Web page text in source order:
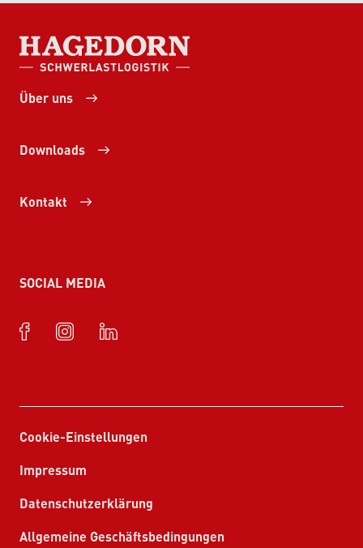
HAGEDORN SCHWERLASTLOGISTIK
Über uns
Downloads
Kontakt
SOCIAL MEDIA
Cookie-Einstellungen
Impressum
Datenschutzerklärung
Allgemeine Geschäftsbedingungen